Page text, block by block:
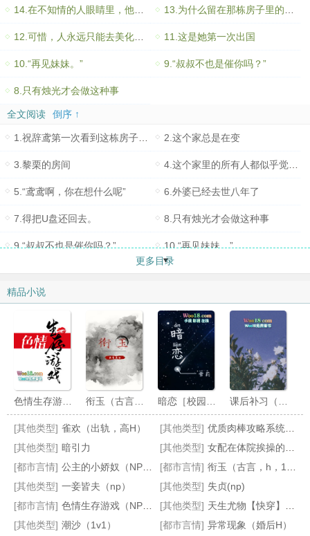
14.在不知情的人眼睛里，他们是什么？ 13.为什么留在那栋房子里的，始终是她一个人
12.可惜，人永远只能去美化从未走过的道路（ 11.这是她第一次出国
10.“再见妹妹。” 9.“叔叔不也是催你吗？”
8.只有烛光才会做这种事
全文阅读 倒序 ↑
1.祝辞鸢第一次看到这栋房子的时候以为自己 2.这个家总是在变
3.黎栗的房间 4.这个家里的所有人都似乎觉得她在过苦日子
5.“鸢鸢啊，你在想什么呢” 6.外婆已经去世八年了
7.得把U盘还回去。 8.只有烛光才会做这种事
9.“叔叔不也是催你吗？” 10.“再见妹妹。”
11.这是她第一次出国 12.可惜，人永远只能去美化从未走过的道路（
15.对着妹妹的照片自慰这件事他做过多少回
更多目录
精品小说
色情生存游戏（NPH） 衔玉（古言，h，1v1） 暗恋［校园 1v1］ 课后补习（师生）
异常现象（婚后H） 天下谋妆（古言NP） 红楼之黛玉后妈不好当 盲冬（NP，替身上位，追妻火葬场）
[其他类型] 雀欢（出轨，高H） [其他类型] 优质肉棒攻略系统（np高辣文）
[其他类型] 暗引力 [其他类型] 女配在体院挨操的N种姿势(NPH)
[都市言情] 公主的小娇奴（NPH，男生子） [都市言情] 衔玉（古言，h，1v1）
[其他类型] 一妾皆夫（np） [其他类型] 失贞(np)
[都市言情] 色情生存游戏（NPH） [其他类型] 天生尤物【快穿】高H
[其他类型] 潮沙（1v1） [都市言情] 异常现象（婚后H）